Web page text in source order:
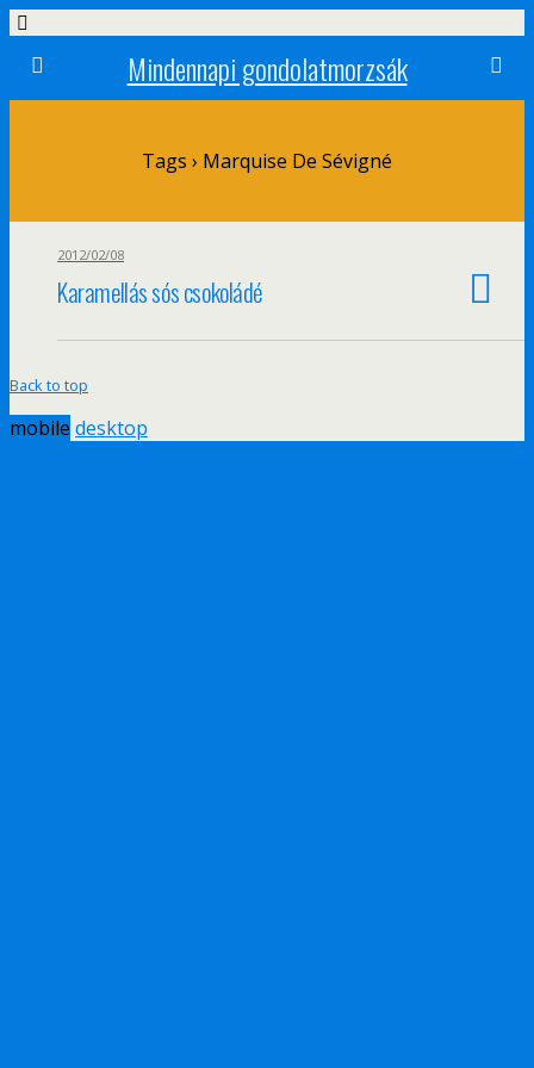
Mindennapi gondolatmorzsák
Tags › Marquise De Sévigné
2012/02/08
Karamellás sós csokoládé
Back to top
mobile desktop